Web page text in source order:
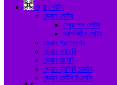
ড্রোন পার্টস
ড্রোন মোটর
কোরলেস মোটর
ব্রাশবিহীন মোটর
ড্রোন প্রপেললার
ড্রোন ব্যাটারি
ড্রোন রিমোট
ড্রোন ব্যাটারি চার্জার
ড্রোন মোটর ইএসসি